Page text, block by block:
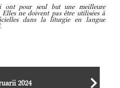
ont pour seul but une meilleure
ne doivent pas être utilisées à
dans la liturgie en langue
2024